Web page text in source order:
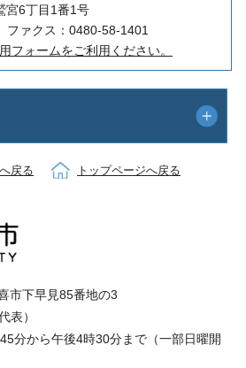
6丁目1番1号
ァクス：0480-58-1401
フォームをご利用ください。
戻る トップページへ戻る
市下早見85番地の3
表）
分から午後4時30分まで（一部日曜開